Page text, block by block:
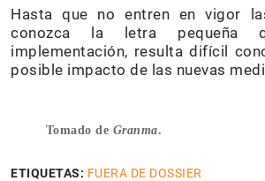
Hasta que no entren en vigor
conozca la letra pequeña
implementación, resulta difícil
posible impacto de las nuevas
Tomado de Granma.
ETIQUETAS: FUERA DE DOSSIER